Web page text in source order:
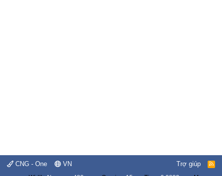
CNG - One VN Trợ giúp
R